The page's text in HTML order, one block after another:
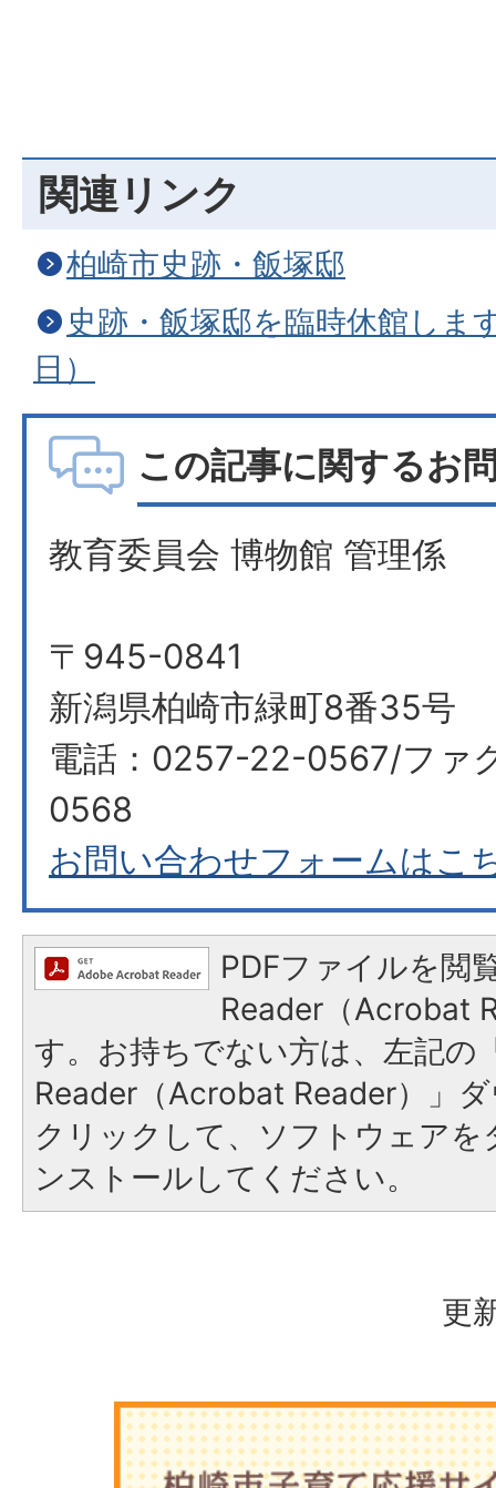
関連リンク
柏崎市史跡・飯塚邸
史跡・飯塚邸を臨時休館しま
日）
この記事に関するお
教育委員会 博物館 管理係
〒945-0841
新潟県柏崎市緑町8番35号
電話：0257-22-0567/ファ
0568
お問い合わせフォームはこ
PDFファイルを閲
Reader（Acrobat
す。お持ちでない方は、左記の
Reader（Acrobat Reader）」
クリックして、ソフトウェア
ンストールしてください。
更